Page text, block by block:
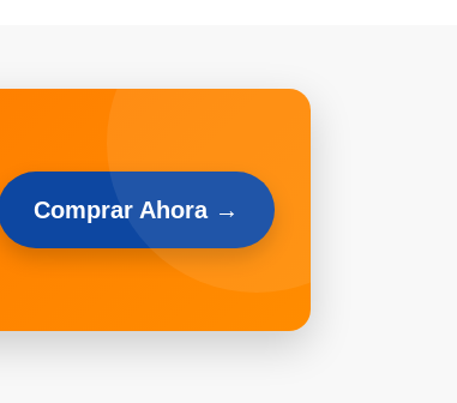
Comprar Ahora →